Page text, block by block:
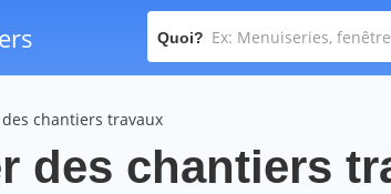
Quoi?
chantiers travaux
des chantiers